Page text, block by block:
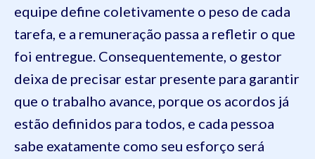
equipe define coletivamente o peso de cada
tarefa, e a remuneração passa a refletir o que
foi entregue. Consequentemente, o gestor
deixa de precisar estar presente para garantir
que o trabalho avance, porque os acordos já
estão definidos para todos, e cada pessoa
sabe exatamente como seu esforço será